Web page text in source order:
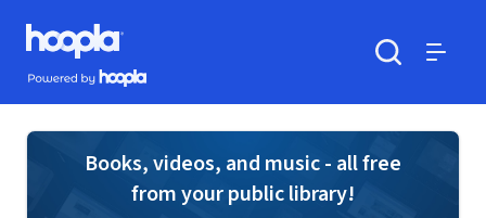
Skip to main content
Hoopla logo
Powered by Hoopla
Books, videos, and music - all free
from your public library!